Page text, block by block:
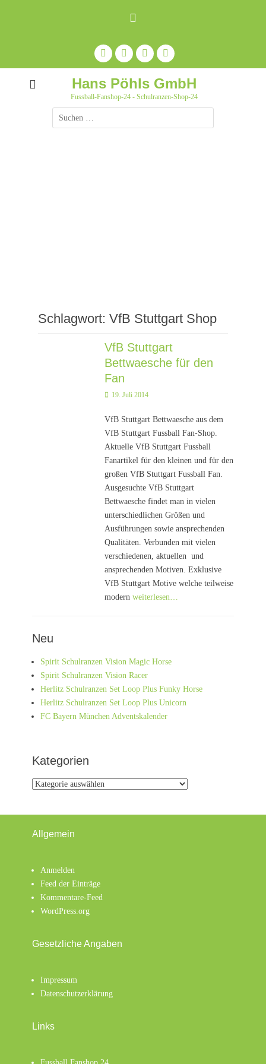
Facebook
Feed
Auf
Pinterest
pinnen
YouTube
Hans Pöhls GmbH
Fussball-Fanshop-24 - Schulranzen-Shop-24
Suche
nach:
Schlagwort: VfB Stuttgart Shop
VfB Stuttgart
Bettwaesche für den
Fan
Posted
19. Juli 2014
VfB Stuttgart Bettwaesche aus dem
VfB Stuttgart Fussball Fan-Shop.
Aktuelle VfB Stuttgart Fussball
Fanartikel für den kleinen und für den
großen VfB Stuttgart Fussball Fan.
Ausgesuchte VfB Stuttgart
Bettwaesche findet man in vielen
unterschiedlichen Größen und
Ausführungen sowie ansprechenden
Qualitäten. Verbunden mit vielen
verschiedenen, aktuellen und
ansprechenden Motiven. Exklusive
VfB Stuttgart Motive welche teilweise
modernweiterlesen…
Neu
Spirit Schulranzen Vision Magic Horse
Spirit Schulranzen Vision Racer
Herlitz Schulranzen Set Loop Plus Funky Horse
Herlitz Schulranzen Set Loop Plus Unicorn
FC Bayern München Adventskalender
Kategorien
Kategorien
Allgemein
Anmelden
Feed der Einträge
Kommentare-Feed
WordPress.org
Gesetzliche Angaben
Impressum
Datenschutzerklärung
Links